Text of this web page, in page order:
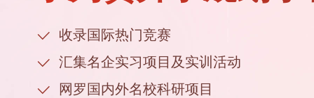
收录国际热门竞赛
汇集名企实习项目及实训活动
网罗国内外名校科研项目